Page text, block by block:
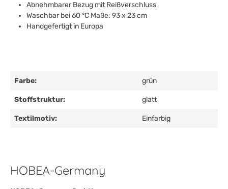
Abnehmbarer Bezug mit Reißverschluss
Waschbar bei 60 °C Maße: 93 x 23 cm
Handgefertigt in Europa
Farbe: grün
Stoffstruktur: glatt
Textilmotiv: Einfarbig
HOBEA-Germany